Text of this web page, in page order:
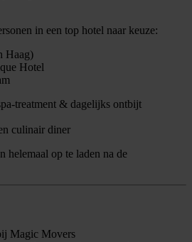
in een top hotel naar keuze:
Haag)
Hotel
treatment & dagelijks ontbijt
culinair diner
helemaal op te laden na de
Magic Movers